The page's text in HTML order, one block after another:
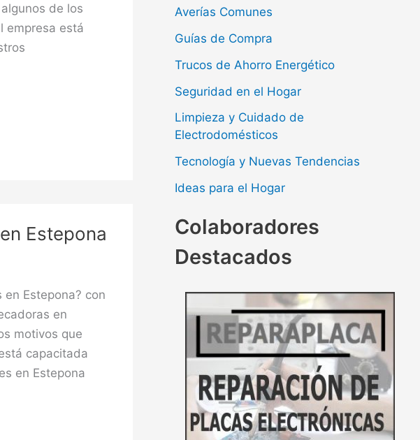
de los
empresa está
Estepona
Estepona? con
en
motivos que
capacitada
en Estepona
Averías Comunes
Guías de Compra
Trucos de Ahorro Energético
Seguridad en el Hogar
Limpieza y Cuidado de
Electrodomésticos
Tecnología y Nuevas Tendencias
Ideas para el Hogar
Colaboradores
Destacados